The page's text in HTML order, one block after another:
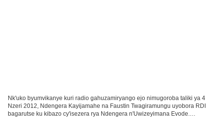
Nk'uko byumvikanye kuri radio gahuzamiryango ejo nimugoroba taliki ya 4
Nzeri 2012, Ndengera Kayijamahe na Faustin Twagiramungu uyobora RDI
bagarutse ku kibazo cy'isezera rya Ndengera n'Uwizeyimana Evode.